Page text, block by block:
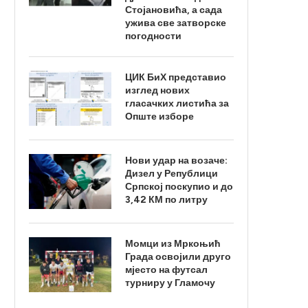
Стојановића, а сада
ужива све затворске
погодности
ЦИК БиХ представио
изглед нових
гласачких листића за
Опште изборе
Нови удар на возаче:
Дизел у Републици
Српској поскупио и до
3,42 КМ по литру
Момци из Мркоњић
Града освојили друго
мјесто на футсал
турниру у Гламочу